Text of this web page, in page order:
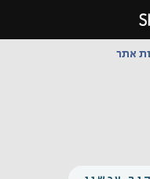
אתר